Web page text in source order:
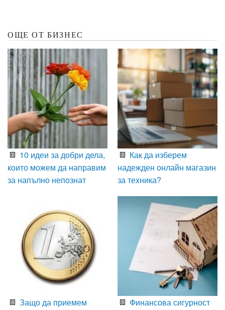
ОЩЕ ОТ БИЗНЕС
10 идеи за добри дела,
които можем да направим
за напълно непознат
Как да изберем
надежден онлайн магазин
за техника?
Защо да приемем
Финансова сигурност